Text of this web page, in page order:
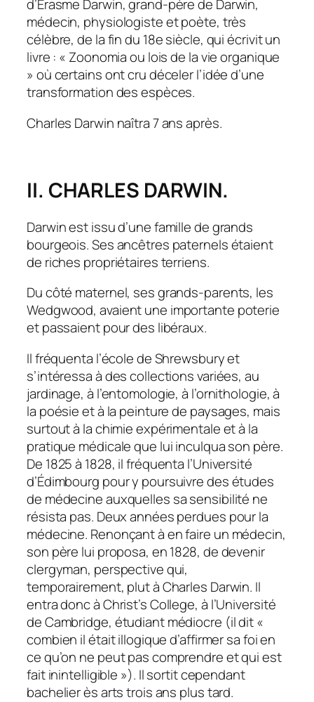
d’Érasme Darwin, grand-père de Darwin,
médecin, physiologiste et poète, très
célèbre, de la fin du 18e siècle, qui écrivit un
livre : « Zoonomia ou lois de la vie organique
» où certains ont cru déceler l’idée d’une
transformation des es­pèces.
Charles Darwin naîtra 7 ans après.
II. CHARLES DARWIN.
Darwin est issu d’une famille de grands
bourgeois. Ses ancêtres paternels étaient
de riches propriétaires terriens.
Du côté maternel, ses grands-parents, les
Wedgwood, avaient une importante poterie
et passaient pour des libéraux.
Il fréquenta l’école de Shrewsbury et
s’intéressa à des collections variées, au
jardinage, à l’entomologie, à l’ornithologie, à
la poésie et à la peinture de paysages, mais
surtout à la chimie expérimentale et à la
pratique médicale que lui inculqua son père.
De 1825 à 1828, il fréquenta l’Université
d’Édimbourg pour y poursuivre des études
de médecine auxquelles sa sensibilité ne
résista pas. Deux années perdues pour la
médecine. Renonçant à en faire un médecin,
son père lui proposa, en 1828, de devenir
clergyman, perspective qui,
temporairement, plut à Charles Darwin. Il
entra donc à Christ’s College, à l’Université
de Cambridge, étudiant médiocre (il dit «
combien il était illogique d’affirmer sa foi en
ce qu’on ne peut pas comprendre et qui est
fait inintelligible »). Il sortit cependant
bachelier ès arts trois ans plus tard.